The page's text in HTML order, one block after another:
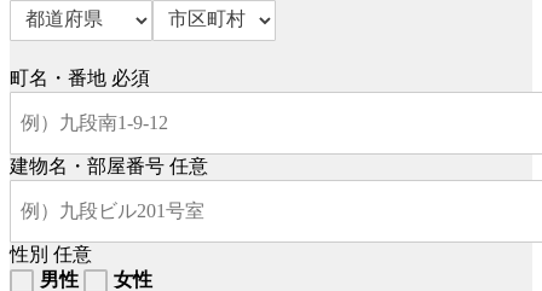
町名・番地 必須
建物名・部屋番号 任意
性別 任意
男性
女性